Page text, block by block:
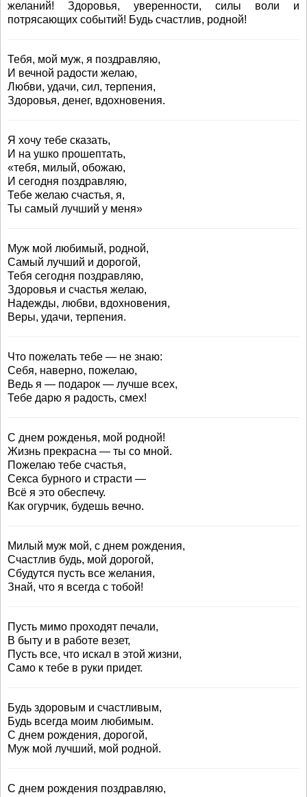
желаний! Здоровья, уверенности, силы воли и
потрясающих событий! Будь счастлив, родной!
Тебя, мой муж, я поздравляю,
И вечной радости желаю,
Любви, удачи, сил, терпения,
Здоровья, денег, вдохновения.
Я хочу тебе сказать,
И на ушко прошептать,
«тебя, милый, обожаю,
И сегодня поздравляю,
Тебе желаю счастья, я,
Ты самый лучший у меня»
Муж мой любимый, родной,
Самый лучший и дорогой,
Тебя сегодня поздравляю,
Здоровья и счастья желаю,
Надежды, любви, вдохновения,
Веры, удачи, терпения.
Что пожелать тебе — не знаю:
Себя, наверно, пожелаю,
Ведь я — подарок — лучше всех,
Тебе дарю я радость, смех!
С днем рожденья, мой родной!
Жизнь прекрасна — ты со мной.
Пожелаю тебе счастья,
Секса бурного и страсти —
Всё я это обеспечу.
Как огурчик, будешь вечно.
Милый муж мой, с днем рождения,
Счастлив будь, мой дорогой,
Сбудутся пусть все желания,
Знай, что я всегда с тобой!
Пусть мимо проходят печали,
В быту и в работе везет,
Пусть все, что искал в этой жизни,
Само к тебе в руки придет.
Будь здоровым и счастливым,
Будь всегда моим любимым.
С днем рождения, дорогой,
Муж мой лучший, мой родной.
С днем рождения поздравляю,